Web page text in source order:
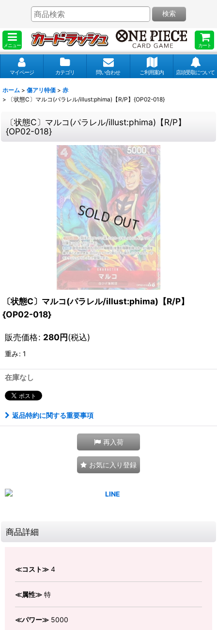
メニュー カート
検索
マイページ カテゴリ 問い合わせ ご利用案内 店頭受取について
ホーム > 傷アリ特価 > 赤
>
〔状態C〕マルコ(パラレル/illust:phima)【R/P】{OP02-018}
〔状態C〕マルコ(パラレル/illust:phima)【R/P】
{OP02-018}
〔状態C〕マルコ(パラレル/illust:phima)【R/P】
{OP02-018}
販売価格: 280円(税込)
重み: 1
在庫なし
返品特約に関する重要事項
再入荷
お気に入り登録
商品詳細
≪コスト≫ 4
≪属性≫ 特
≪パワー≫ 5000